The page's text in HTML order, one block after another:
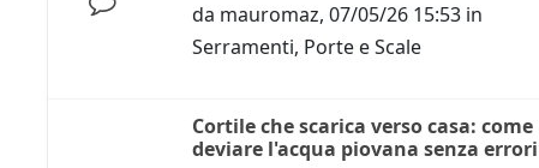
da mauromaz,07/05/26 15:53 in
Serramenti, Porte e Scale
Cortile che scarica verso casa: come
deviare l'acqua piovana senza errori